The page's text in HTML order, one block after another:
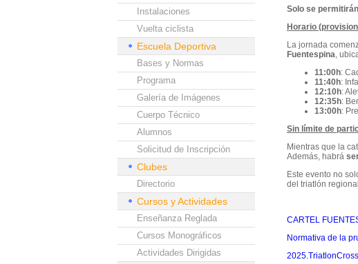
Instalaciones
Vuelta ciclista
Escuela Deportiva
Bases y Normas
Programa
Galería de Imágenes
Cuerpo Técnico
Alumnos
Solicitud de Inscripción
Clubes
Directorio
Cursos y Actividades
Enseñanza Reglada
Cursos Monográficos
Actividades Dirigidas
Solo se
Horario
La jornada
Fuentespina,
11:00h:
11:40h:
12:10h:
12:35h:
13:00h:
Sin límite de
Mientras que la
Además, habrá
Este evento no
del triatlón
CARTEL
Normativa de la